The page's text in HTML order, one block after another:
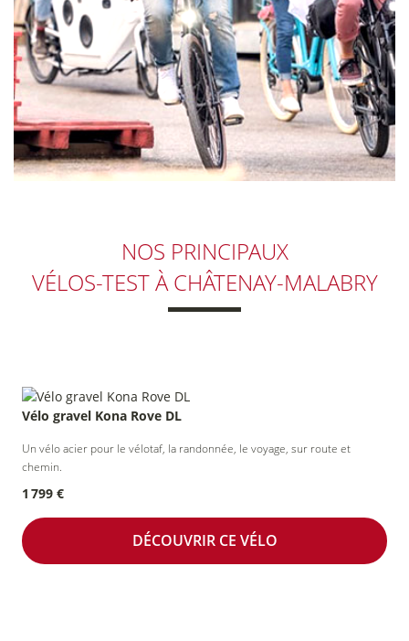
NOS PRINCIPAUX
VÉLOS-TESTÀ CHÂTENAY-MALABRY
Vélo gravel Kona Rove DL
Un vélo acier pour le vélotaf, la randonnée, le voyage, sur route et
chemin.
1 799 €
DÉCOUVRIR CE VÉLO